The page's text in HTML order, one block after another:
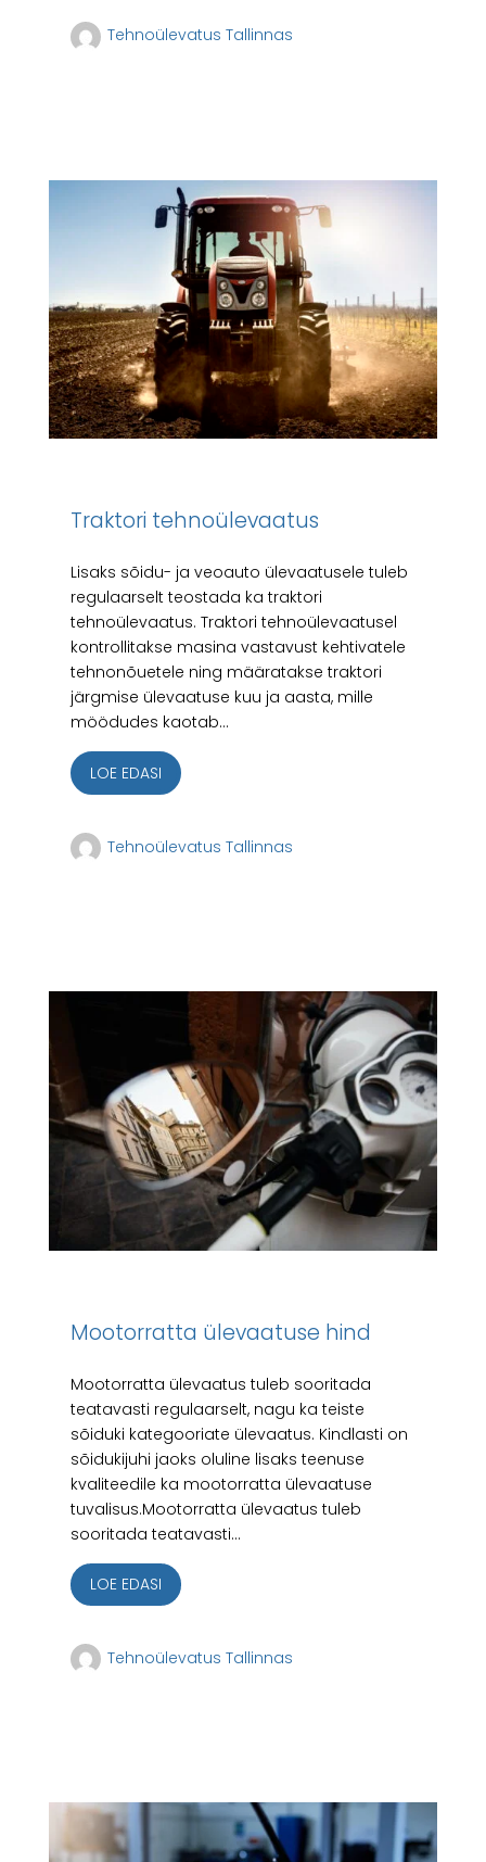
Tehnoülevatus Tallinnas
Traktori tehnoülevaatus
Lisaks sõidu- ja veoauto ülevaatusele tuleb
regulaarselt teostada ka traktori
tehnoülevaatus. Traktori tehnoülevaatusel
kontrollitakse masina vastavust kehtivatele
tehnonõuetele ning määratakse traktori
järgmise ülevaatuse kuu ja aasta, mille
möödudes kaotab...
LOE EDASI
Tehnoülevatus Tallinnas
Mootorratta ülevaatuse hind
Mootorratta ülevaatus tuleb sooritada
teatavasti regulaarselt, nagu ka teiste
sõiduki kategooriate ülevaatus. Kindlasti on
sõidukijuhi jaoks oluline lisaks teenuse
kvaliteedile ka mootorratta ülevaatuse
tuvalisus.Mootorratta ülevaatus tuleb
sooritada teatavasti...
LOE EDASI
Tehnoülevatus Tallinnas